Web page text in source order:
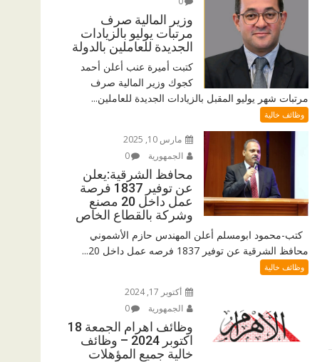
وزير المالية صرف
مرتبات يوليو بالزيادات
الجديدة للعاملين بالدولة
كتبت أميرة عنب أعلن أحمد
كجوك وزير المالية صرف
مرتبات شهر يوليو المقبل بالزيادات الجديدة للعاملين...
وظائف خالية
مارس 10, 2025
الجمهورية
0
محافظ الشرقية:يعلن
عن توفير 1837 فرصة
عمل داخل 20 مصنع
وشركة بالقطاع الخاص
كتب-محمود ابومسلم أعلن المهندس حازم الأشموني
محافظ الشرقية عن توفير 1837 فرصه عمل داخل 20...
وظائف خالية
أكتوبر 17, 2024
الجمهورية
0
وظائف اهرام الجمعة 18
اكتوبر 2024 – وظائف
خالية جميع المؤهلات